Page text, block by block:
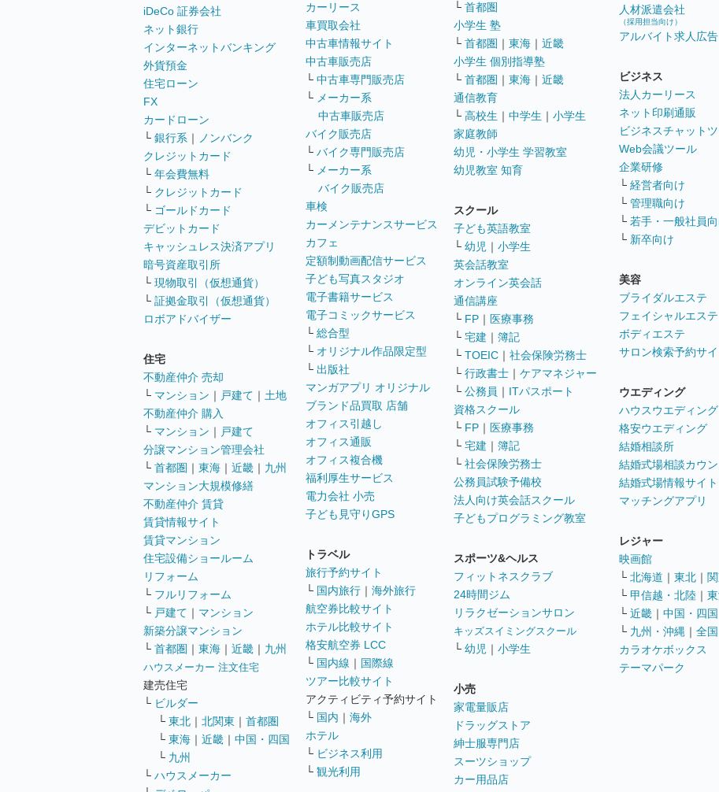
iDeCo 証券会社
ネット銀行
インターネットバンキング
外貨預金
住宅ローン
FX
カードローン
└ 銀行系 ｜
ノンバンク
クレジットカード
└ 年会費無料
└ クレジットカード
└ ゴールドカード
デビットカード
キャッシュレス決済アプリ
暗号資産取引所
└ 現物取引（仮想通貨）
└ 証拠金取引（仮想通貨）
ロボアドバイザー
住宅
不動産仲介 売却
└ マンション ｜ 戸建て ｜ 土地
不動産仲介 購入
└ マンション ｜ 戸建て
分譲マンション管理会社
└ 首都圏 ｜ 東海 ｜ 近畿 ｜ 九州
マンション大規模修繕
不動産仲介 賃貸
賃貸情報サイト
賃貸マンション
住宅設備ショールーム
リフォーム
└ フルリフォーム
└ 戸建て ｜ マンション
新築分譲マンション
└ 首都圏 ｜ 東海 ｜ 近畿 ｜ 九州
ハウスメーカー 注文住宅
建売住宅
└ ビルダー
└ 東北 ｜ 北関東 ｜ 首都圏
└ 東海 ｜ 近畿 ｜ 中国・四国
└ 九州
└ ハウスメーカー
カーリース
車買取会社
中古車情報サイト
中古車販売店
└ 中古車専門販売店
└ メーカー系
中古車販売店
バイク販売店
└ バイク専門販売店
└ メーカー系
バイク販売店
車検
カーメンテナンスサービス
カフェ
定額制動画配信サービス
子ども写真スタジオ
電子書籍サービス
電子コミックサービス
└ 総合型
└ オリジナル作品限定型
└ 出版社
マンガアプリ オリジナル
ブランド品買取 店舗
オフィス引越し
オフィス通販
オフィス複合機
福利厚生サービス
電力会社 小売
子ども見守りGPS
トラベル
旅行予約サイト
└ 国内旅行 ｜ 海外旅行
航空券比較サイト
ホテル比較サイト
格安航空券 LCC
└ 国内線 ｜ 国際線
ツアー比較サイト
アクティビティ予約サイト
└ 国内 ｜ 海外
ホテル
└ ビジネス利用
└ 観光利用
└ 首都圏
小学生 塾
└ 首都圏 ｜ 東海 ｜ 近畿
小学生 個別指導塾
└ 首都圏 ｜ 東海 ｜ 近畿
通信教育
└ 高校生 ｜ 中学生 ｜ 小学生
家庭教師
幼児・小学生 学習教室
幼児教室 知育
スクール
子ども英語教室
└ 幼児 ｜ 小学生
英会話教室
オンライン英会話
通信講座
└ FP ｜ 医療事務
└ 宅建 ｜ 簿記
└ TOEIC ｜ 社会保険労務士
└ 行政書士 ｜ ケアマネジャー
└ 公務員 ｜ ITパスポート
資格スクール
└ FP ｜ 医療事務
└ 宅建 ｜ 簿記
└ 社会保険労務士
公務員試験予備校
法人向け英会話スクール
子どもプログラミング教室
スポーツ&ヘルス
フィットネスクラブ
24時間ジム
リラクゼーションサロン
キッズスイミングスクール
└ 幼児 ｜ 小学生
小売
家電量販店
ドラッグストア
紳士服専門店
スーツショップ
カー用品店
人材派遣会社
（採用担当向け）
アルバイト求人広告
ビジネス
法人カーリース
ネット印刷通販
ビジネスチャット
Web会議ツール
企業研修
└ 経営者向け
└ 管理職向け
└ 若手・一般社員
└ 新卒向け
美容
ブライダルエステ
フェイシャルエステ
ボディエステ
サロン検索予約サイ
ウエディング
ハウスウエディング
格安ウエディング
結婚相談所
結婚式場相談カウ
結婚式場情報サイト
マッチングアプリ
レジャー
映画館
└ 北海道 ｜ 東北 ｜
└ 甲信越・北陸 ｜
└ 近畿 ｜ 中国・四国
└ 九州・沖縄 ｜ 全国
カラオケボックス
テーマパーク